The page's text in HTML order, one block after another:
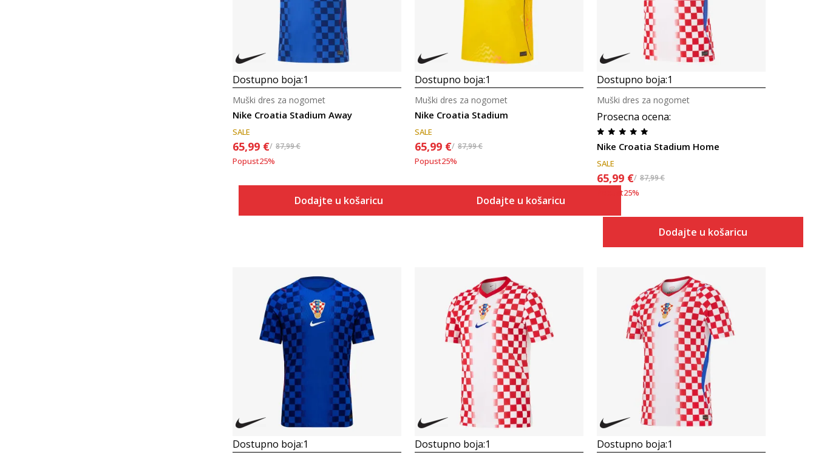
Dostupno boja:1
Nike Croatia Stadium Away
Muški dres za nogomet
SALE
65,99 € 87,99€
Popust25%
Dodajte u košaricu
Dostupno boja:1
Nike Croatia Stadium
Muški dres za nogomet
SALE
65,99 € 87,99€
Popust25%
Dodajte u košaricu
Dostupno boja:1
Prosecna ocena:
Nike Croatia Stadium Home
Muški dres za nogomet
SALE
65,99 € 87,99€
Popust25%
Dodajte u košaricu
Uporedi
Dostupno boja:1
Uporedi
Dostupno boja:1
Uporedi
Dostupno boja:1